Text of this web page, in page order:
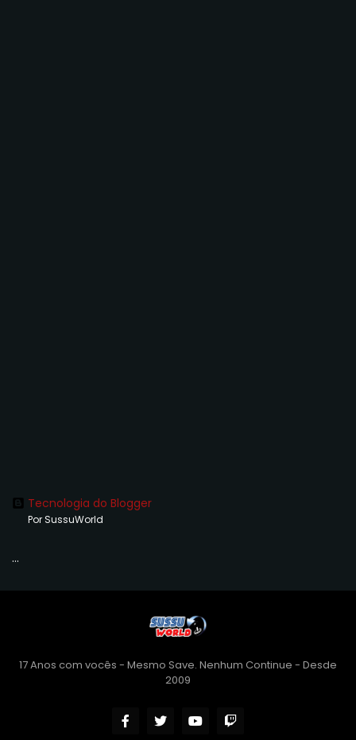
Tecnologia do Blogger
Por SussuWorld
...
17 Anos com vocês - Mesmo Save. Nenhum Continue - Desde
2009